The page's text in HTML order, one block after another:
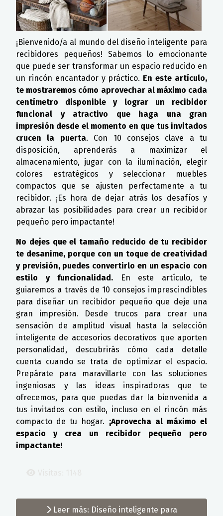
¡Bienvenido/a al mundo del diseño inteligente para
recibidores pequeños! Sabemos lo emocionante
que puede ser transformar un espacio reducido en
un rincón encantador y práctico. En este artículo,
te mostraremos cómo aprovechar al máximo cada
centímetro disponible y lograr un recibidor
funcional y atractivo que haga una gran
impresión desde el momento en que tus invitados
crucen la puerta. Con 10 consejos clave a tu
disposición, aprenderás a maximizar el
almacenamiento, jugar con la iluminación, elegir
colores estratégicos y seleccionar muebles
compactos que se ajusten perfectamente a tu
recibidor. ¡Es hora de dejar atrás los desafíos y
abrazar las posibilidades para crear un recibidor
pequeño pero impactante!
No dejes que el tamaño reducido de tu recibidor
te desanime, porque con un toque de creatividad
y previsión, puedes convertirlo en un espacio con
estilo y funcionalidad. En este artículo, te
guiaremos a través de 10 consejos imprescindibles
para diseñar un recibidor pequeño que deje una
gran impresión. Desde trucos para crear una
sensación de amplitud visual hasta la selección
inteligente de accesorios decorativos que aporten
personalidad, descubrirás cómo cada detalle
cuenta cuando se trata de optimizar el espacio.
Prepárate para maravillarte con las soluciones
ingeniosas y las ideas inspiradoras que te
ofrecemos, para que puedas dar la bienvenida a
tus invitados con estilo, incluso en el rincón más
compacto de tu hogar. ¡Aprovecha al máximo el
espacio y crea un recibidor pequeño pero
impactante!
Leer más: Diseño inteligente para